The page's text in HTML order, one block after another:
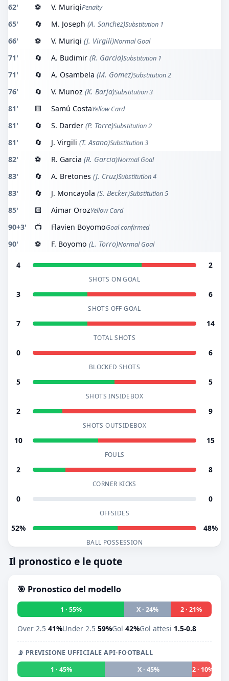
62' ⚽ V. MuriqiPenalty
65' 🔄 M. Joseph (A. Sanchez)Substitution 1
66' ⚽ V. Muriqi (J. Virgili)Normal Goal
71' 🔄 A. Budimir (R. Garcia)Substitution 1
71' 🔄 A. Osambela (M. Gomez)Substitution 2
76' 🔄 V. Munoz (K. Barja)Substitution 3
81' 🟨 Samú CostaYellow Card
81' 🔄 S. Darder (P. Torre)Substitution 2
81' 🔄 J. Virgili (T. Asano)Substitution 3
82' ⚽ R. Garcia (R. Garcia)Normal Goal
83' 🔄 A. Bretones (J. Cruz)Substitution 4
83' 🔄 J. Moncayola (S. Becker)Substitution 5
85' 🟨 Aimar OrozYellow Card
90+3' 📺 Flavien BoyomoGoal confirmed
90' ⚽ F. Boyomo (L. Torro)Normal Goal
4 2
SHOTS ON GOAL
3 6
SHOTS OFF GOAL
7 14
TOTAL SHOTS
0 6
BLOCKED SHOTS
5 5
SHOTS INSIDEBOX
2 9
SHOTS OUTSIDEBOX
10 15
FOULS
2 8
CORNER KICKS
0 0
OFFSIDES
52% 48%
BALL POSSESSION
Il pronostico e le quote
🎯 Pronostico del modello
1 · 55% X · 24% 2 · 21%
Over 2.5 41%Under 2.5 59%Gol 42%Gol attesi 1.5-0.8
📡 PREVISIONE UFFICIALE API-FOOTBALL
1 · 45%
X · 45% 2 · 10%